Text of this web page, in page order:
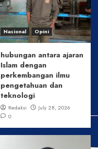
Nasional Opini
hubungan antara ajaran
Islam dengan
perkembangan ilmu
pengetahuan dan
teknologi
Redaksi
July 28, 2026
0